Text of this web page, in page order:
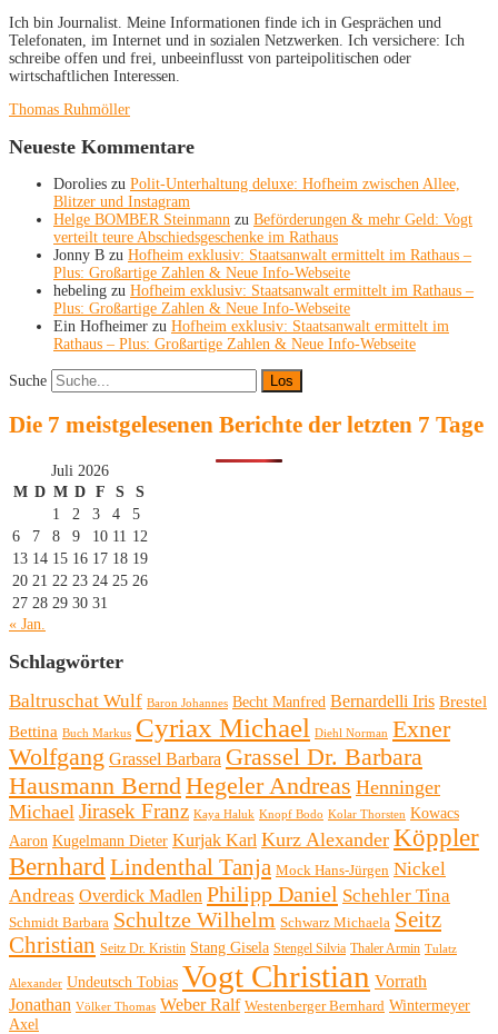
Ich bin Journalist. Meine Informationen finde ich in Gesprächen und
Telefonaten, im Internet und in sozialen Netzwerken. Ich versichere: Ich
schreibe offen und frei, unbeeinflusst von parteipolitischen oder
wirtschaftlichen Interessen.
Thomas Ruhmöller
Neueste Kommentare
Dorolies zu Polit-Unterhaltung deluxe: Hofheim zwischen Allee,
Blitzer und Instagram
Helge BOMBER Steinmann zu Beförderungen & mehr Geld: Vogt
verteilt teure Abschiedsgeschenke im Rathaus
Jonny B zu Hofheim exklusiv: Staatsanwalt ermittelt im Rathaus –
Plus: Großartige Zahlen & Neue Info-Webseite
hebeling zu Hofheim exklusiv: Staatsanwalt ermittelt im Rathaus –
Plus: Großartige Zahlen & Neue Info-Webseite
Ein Hofheimer zu Hofheim exklusiv: Staatsanwalt ermittelt im
Rathaus – Plus: Großartige Zahlen & Neue Info-Webseite
Suche
Die 7 meistgelesenen Berichte der letzten 7 Tage
Juli 2026
M D M D F S
S
1
2 3 4
5
6
7 8 9 10 11 12
13 14 15 16 17 18 19
20 21 22 23 24 25 26
27 28 29 30 31
« Jan.
Schlagwörter
Baltruschat Wulf Baron Johannes Becht Manfred Bernardelli Iris Brestel
Bettina Buch Markus Cyriax Michael Diehl Norman Exner
Wolfgang Grassel Barbara Grassel Dr. Barbara
Hausmann Bernd Hegeler Andreas Henninger
Michael Jirasek Franz Kaya Haluk Knopf Bodo Kolar Thorsten Kowacs
Aaron Kugelmann Dieter Kurjak Karl Kurz Alexander Köppler
Bernhard Lindenthal Tanja Mock Hans-Jürgen Nickel
Andreas Overdick Madlen Philipp Daniel Schehler Tina
Schmidt Barbara Schultze Wilhelm Schwarz Michaela Seitz
Christian Seitz Dr. Kristin Stang Gisela Stengel Silvia Thaler Armin Tulatz
Alexander Undeutsch Tobias Vogt Christian Vorrath
Jonathan Völker Thomas Weber Ralf Westenberger Bernhard Wintermeyer
Axel